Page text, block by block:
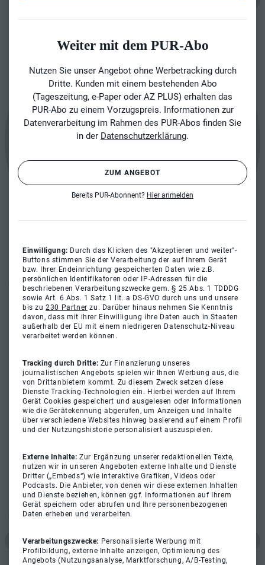
Weiter mit dem PUR-Abo
Nutzen Sie unser Angebot ohne Werbetracking durch
Dritte. Kunden mit einem bestehenden Abo
(Tageszeitung, e-Paper oder AZ PLUS) erhalten das
PUR-Abo zu einem Vorzugspreis. Informationen zur
Datenverarbeitung im Rahmen des PUR-Abos finden Sie
in der Datenschutzerklärung.
ZUM ANGEBOT
Bereits PUR-Abonnent? Hier anmelden
Einwilligung: Durch das Klicken des "Akzeptieren und weiter"-
Buttons stimmen Sie der Verarbeitung der auf Ihrem Gerät
bzw. Ihrer Endeinrichtung gespeicherten Daten wie z.B.
persönlichen Identifikatoren oder IP-Adressen für die
beschriebenen Verarbeitungszwecke gem. § 25 Abs. 1 TDDDG
sowie Art. 6 Abs. 1 Satz 1 lit. a DS-GVO durch uns und unsere
bis zu230 Partner zu. Darüber hinaus nehmen Sie Kenntnis
davon, dass mit ihrer Einwilligung ihre Daten auch in Staaten
außerhalb der EU mit einem niedrigeren Datenschutz-Niveau
verarbeitet werden können.
Tracking durch Dritte: Zur Finanzierung unseres
journalistischen Angebots spielen wir Ihnen Werbung aus, die
von Drittanbietern kommt. Zu diesem Zweck setzen diese
Dienste Tracking-Technologien ein. Hierbei werden auf Ihrem
Gerät Cookies gespeichert und ausgelesen oder Informationen
wie die Gerätekennung abgerufen, um Anzeigen und Inhalte
über verschiedene Websites hinweg basierend auf einem Profil
und der Nutzungshistorie personalisiert auszuspielen.
Externe Inhalte:Zur Ergänzung unserer redaktionellen Texte,
nutzen wir in unseren Angeboten externe Inhalte und Dienste
Dritter („Embeds“) wie interaktive Grafiken, Videos oder
Podcasts. Die Anbieter, von denen wir diese externen Inhalten
und Dienste beziehen, können ggf. Informationen auf Ihrem
Gerät speichern oder abrufen und Ihre personenbezogenen
Daten erheben und verarbeiten.
Verarbeitungszwecke: Personalisierte Werbung mit
Profilbildung, externe Inhalte anzeigen, Optimierung des
Angebots (Nutzungsanalyse, Marktforschung, A/B-Testing,